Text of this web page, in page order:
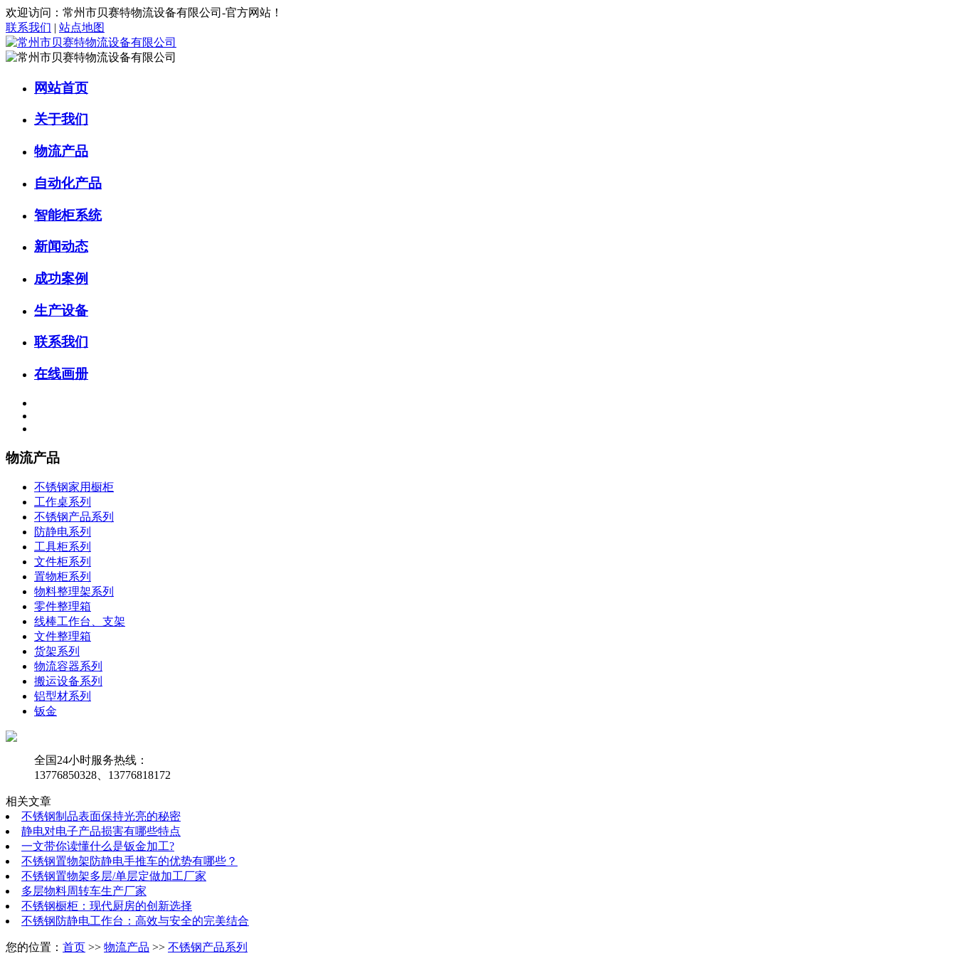
欢迎访问：常州市贝赛特物流设备有限公司-官方网站！
联系我们 | 站点地图
网站首页
关于我们
物流产品
自动化产品
智能柜系统
新闻动态
成功案例
生产设备
联系我们
在线画册
物流产品
不锈钢家用橱柜
工作桌系列
不锈钢产品系列
防静电系列
工具柜系列
文件柜系列
置物柜系列
物料整理架系列
零件整理箱
线棒工作台、支架
文件整理箱
货架系列
物流容器系列
搬运设备系列
铝型材系列
钣金
全国24小时服务热线：
13776850328、13776818172
相关文章
不锈钢制品表面保持光亮的秘密
静电对电子产品损害有哪些特点
一文带你读懂什么是钣金加工?
不锈钢置物架防静电手推车的优势有哪些？
不锈钢置物架多层/单层定做加工厂家
多层物料周转车生产厂家
不锈钢橱柜：现代厨房的创新选择
不锈钢防静电工作台：高效与安全的完美结合
您的位置： 首页 >> 物流产品 >> 不锈钢产品系列